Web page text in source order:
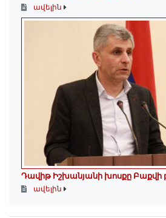
ավելին
Դավիթ Իշխանյանի խոսքը Բաքվի
ավելին